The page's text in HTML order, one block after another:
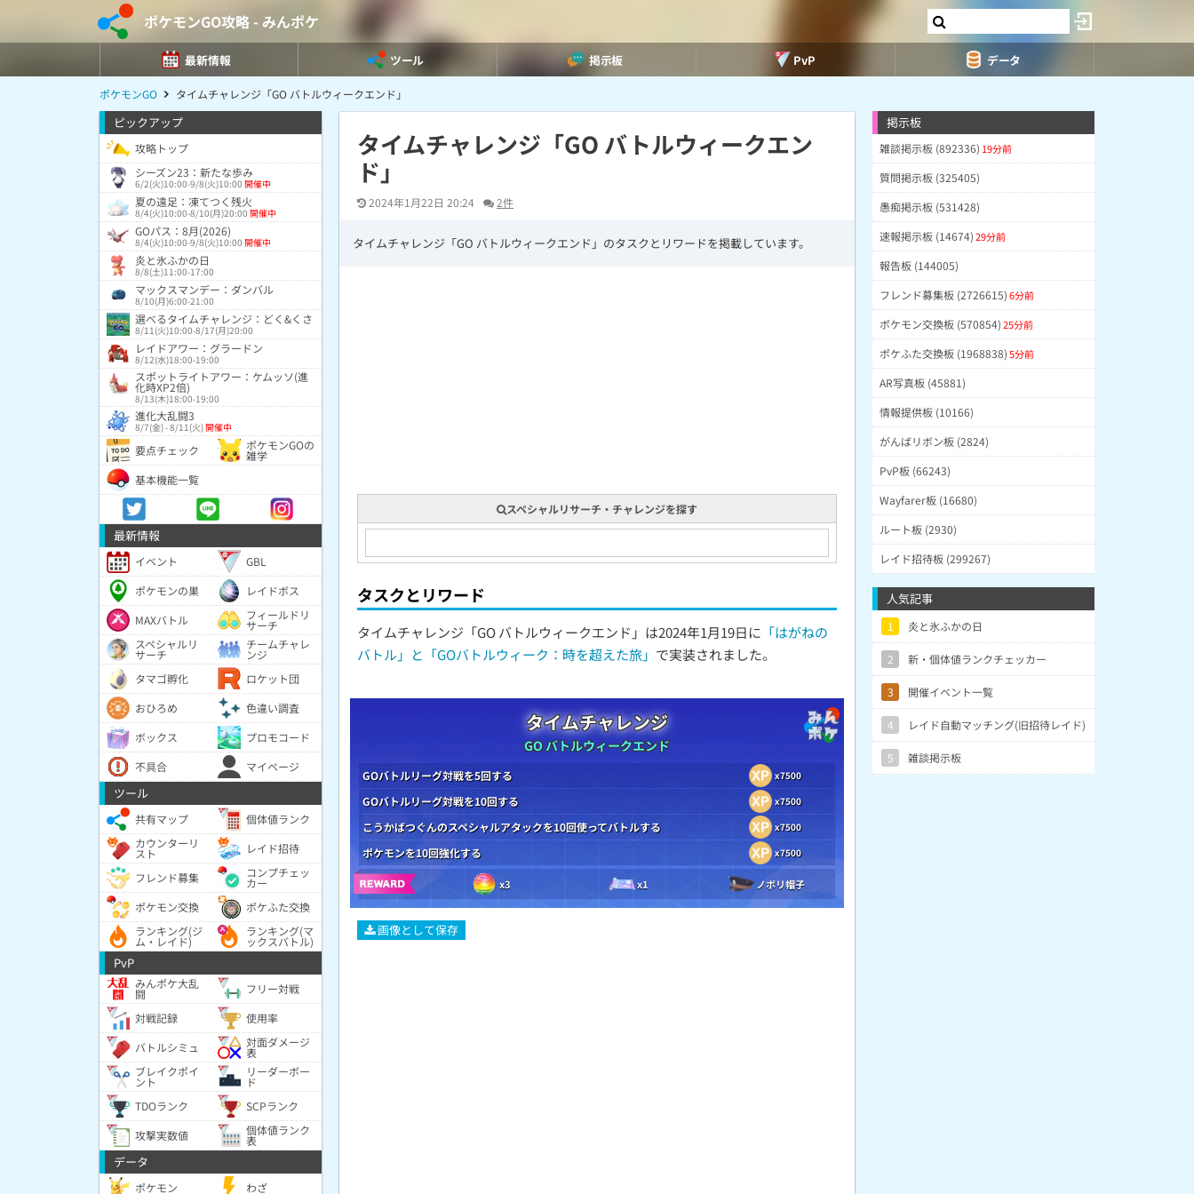
ポケモンGO攻略 - みんポケ
最新情報 ツール 掲示板 PvP データ
ポケモンGO タイムチャレンジ「GO バトルウィークエンド」
タイムチャレンジ「GO バトルウィークエン
ド」
2024年1月22日 20:24 2件
タイムチャレンジ「GO バトルウィークエンド」のタスクとリワードを掲載しています。
スペシャルリサーチ・チャレンジを探す
タスクとリワード
タイムチャレンジ「GO バトルウィークエンド」は2024年1月19日に 「はがねの
バトル」と「GOバトルウィーク：時を超えた旅」 で実装されました。
タイムチャレンジ
GO バトルウィークエンド
GOバトルリーグ対戦を5回する x7500
GOバトルリーグ対戦を10回する x7500
こうかばつぐんのスペシャルアタックを10回使ってバトルする x7500
ポケモンを10回強化する x7500
x3 x1 ノボリ帽子
画像として保存
ピックアップ
攻略トップ
シーズン23：新たな歩み
6/2(火)10:00-9/8(火)10:00 開催中
夏の遠足：凍てつく残火
8/4(火)10:00-8/10(月)20:00 開催中
GOパス：8月(2026)
8/4(火)10:00-9/8(火)10:00 開催中
炎と氷ふかの日
8/8(土)11:00-17:00
マックスマンデー：ダンバル
8/10(月)6:00-21:00
選べるタイムチャレンジ：どく&くさ
8/11(火)10:00-8/17(月)20:00
レイドアワー：グラードン
8/12(水)18:00-19:00
スポットライトアワー：ケムッソ(進
化時XP2倍)
8/13(木)18:00-19:00
進化大乱闘3
8/7(金) - 8/11(火)開催中
要点チェック ポケモンGOの
雑学
基本機能一覧
最新情報
イベント
GBL
ポケモンの巣
レイドボス
MAXバトル
フィールドリ
サーチ
スペシャルリ
サーチ
チームチャレ
ンジ
タマゴ孵化
ロケット団
おひろめ
色違い調査
ボックス
プロモコード
不具合
マイページ
ツール
共有マップ
個体値ランク
カウンターリ
スト
レイド招待
フレンド募集
コンプチェッ
カー
ポケモン交換
ポケふた交換
ランキング(ジ
ム・レイド)
ランキング(マ
ックスバトル)
PvP
みんポケ大乱
闘
フリー対戦
対戦記録
使用率
バトルシミュ
対面ダメージ
表
ブレイクポイ
ント
リーダーボー
ド
TDOランク
SCPランク
攻撃実数値
個体値ランク
表
データ
ポケモン
わざ
掲示板
雑談掲示板 (892336) 19分前
質問掲示板 (325405)
愚痴掲示板 (531428)
速報掲示板 (14674)29分前
報告板 (144005)
フレンド募集板 (2726615)6分前
ポケモン交換板 (570854)25分前
ポケふた交換板 (1968838)5分前
AR写真板 (45881)
情報提供板 (10166)
がんばリボン板 (2824)
PvP板 (66243)
Wayfarer板 (16680)
ルート板 (2930)
レイド招待板 (299267)
人気記事
1 炎と氷ふかの日
2 新・個体値ランクチェッカー
3 開催イベント一覧
4 レイド自動マッチング(旧招待レイド)
5 雑談掲示板